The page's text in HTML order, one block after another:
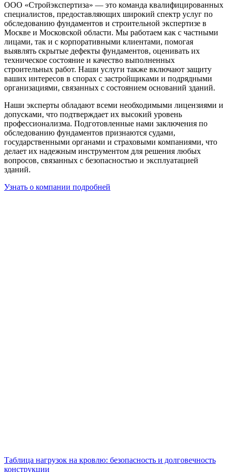
ООО «Стройэкспертиза» — это команда квалифицированных
специалистов, предоставляющих широкий спектр услуг по
обследованию фундаментов и строительной экспертизе в
Москве и Московской области. Мы работаем как с частными
лицами, так и с корпоративными клиентами, помогая
выявлять скрытые дефекты фундаментов, оценивать их
техническое состояние и качество выполненных
строительных работ. Наши услуги также включают защиту
ваших интересов в спорах с застройщиками и подрядными
организациями, связанных с состоянием оснований зданий.
Наши эксперты обладают всеми необходимыми лицензиями и
допусками, что подтверждает их высокий уровень
профессионализма. Подготовленные нами заключения по
обследованию фундаментов признаются судами,
государственными органами и страховыми компаниями, что
делает их надежным инструментом для решения любых
вопросов, связанных с безопасностью и эксплуатацией
зданий.
Узнать о компании подробней
Таблица нагрузок на кровлю: безопасность и долговечность
конструкции